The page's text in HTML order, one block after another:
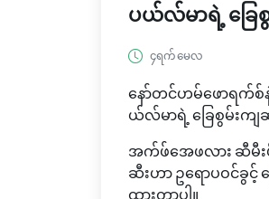
ပယ်လ်မာရဲ့ ခြေ
၄ရက် မေလ
နော်တင်ဟမ်ဖောရက်စ်
ယ်လ်မာရဲ့ ခြေစွမ်းကျ
အက်ဖ်အေဖလား ဆီမီး
ဆီးဟာ ဥရောပဝင်ခွ
ထားတာပါ။